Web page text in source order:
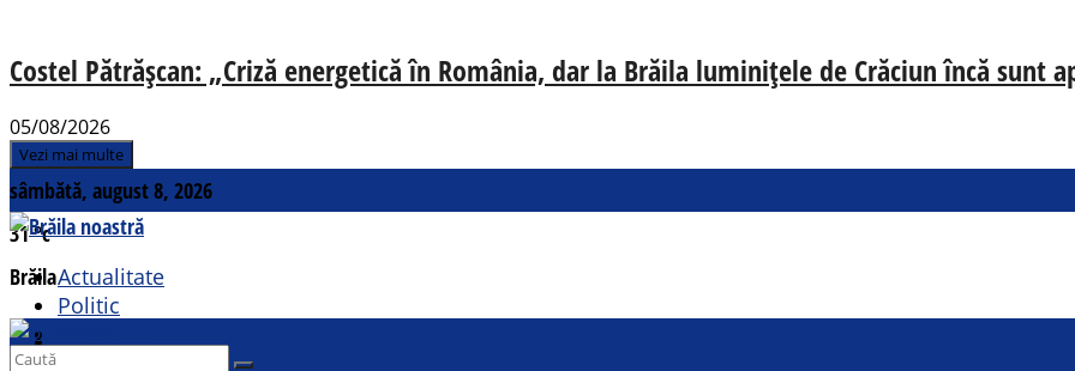
Costel Pătrășcan: „Criză energetică în România, dar la Brăila luminițele de Crăciun încă sunt
05/08/2026
Vezi mai multe
sâmbătă, august 8, 2026
31°c
Brăila
Contact
Actualitate
Politic